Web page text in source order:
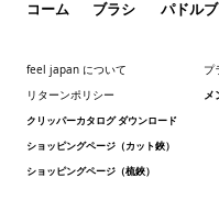
コーム ブラシ パドル
feel japan について
リターンポリシー
プ
メ
クリッパーカタログ ダウンロード
ショッピングページ（カット鋏）
ショッピングページ（梳鋏）